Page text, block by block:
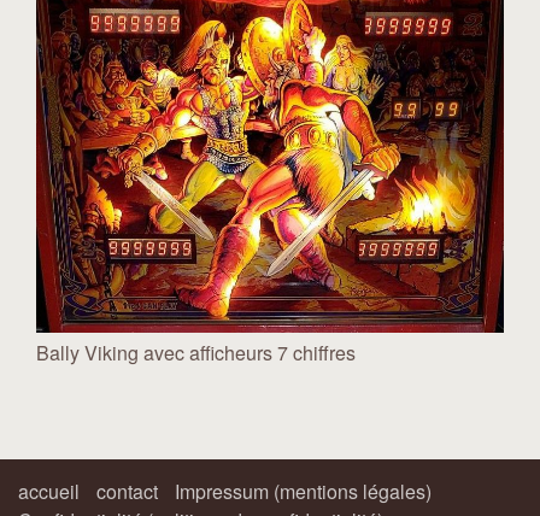
Bally Viking avec afficheurs 7 chiffres
accueil contact
Impressum (mentions légales)